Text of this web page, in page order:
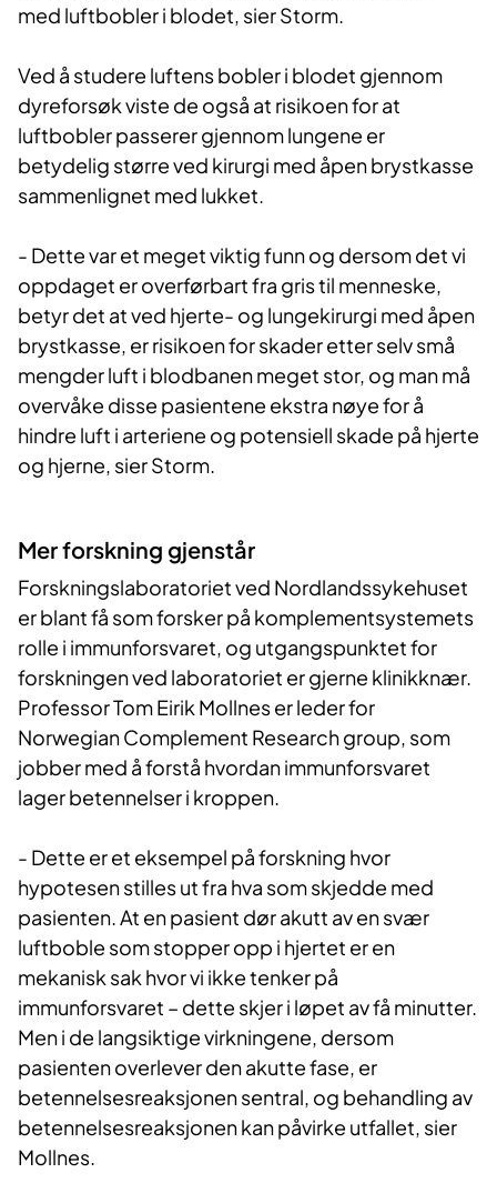
med luftbobler i blodet, sier Storm.
Ved å studere luftens bobler i blodet gjennom
dyreforsøk viste de også at risikoen for at
luftbobler passerer gjennom lungene er
betydelig større ved kirurgi med åpen brystkasse
sammenlignet med lukket.
- Dette var et meget viktig funn og dersom det vi
oppdaget er overførbart fra gris til menneske,
betyr det at ved hjerte- og lungekirurgi med åpen
brystkasse, er risikoen for skader etter selv små
mengder luft i blodbanen meget stor, og man må
overvåke disse pasientene ekstra nøye for å
hindre luft i arteriene og potensiell skade på hjerte
og hjerne, sier Storm.
Mer forskning g​​jen​står
Forskningslaboratoriet ved Nordlandssykehuset
er blant få som forsker på komplementsystemets
rolle i immunforsvaret, og utgangspunktet for
forskningen ved laboratoriet er gjerne klinikknær.
Professor Tom Eirik Mollnes er leder for
Norwegian Complement Research group, som
jobber med å forstå hvordan immunforsvaret
lager betennelser i kroppen.
- Dette er et eksempel på forskning hvor
hypotesen stilles ut fra hva som skjedde med
pasienten. At en pasient dør akutt av en svær
luftboble som stopper opp i hjertet er en
mekanisk sak hvor vi ikke tenker på
immunforsvaret – dette skjer i løpet av få minutter.
Men i de langsiktige virkningene, dersom
pasienten overlever den akutte fase, er
betennelsesreaksjonen sentral, og behandling av
betennelsesreaksjonen kan påvirke utfallet, sier
Mollnes.